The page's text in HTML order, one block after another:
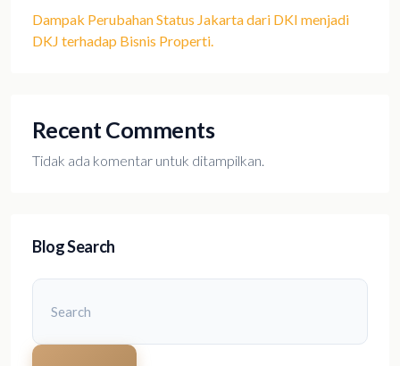
Dampak Perubahan Status Jakarta dari DKI menjadi
DKJ terhadap Bisnis Properti.
Recent Comments
Tidak ada komentar untuk ditampilkan.
Blog Search